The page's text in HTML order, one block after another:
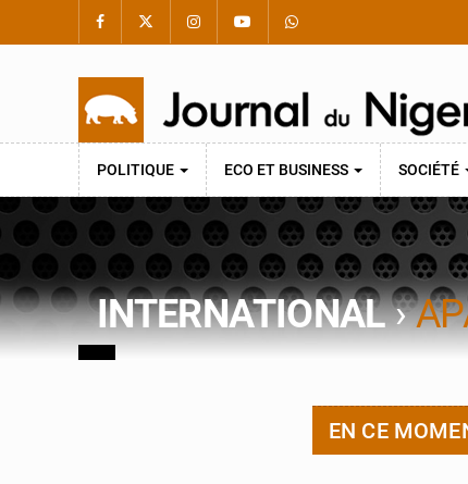
POLITIQUE ECO ET BUSINESS SOCIÉTÉ
INTERNATIONAL›
EN CE